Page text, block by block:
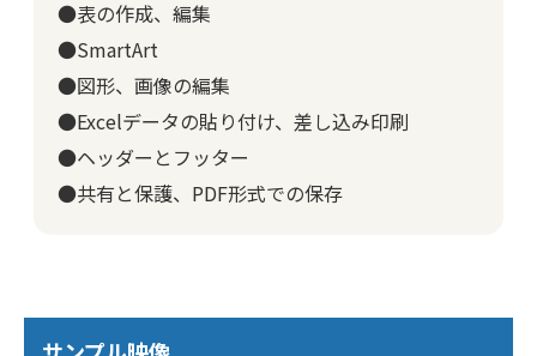
●表の作成、編集
●SmartArt
●図形、画像の編集
●Excelデータの貼り付け、差し込み印刷
●ヘッダーとフッター
●共有と保護、PDF形式での保存